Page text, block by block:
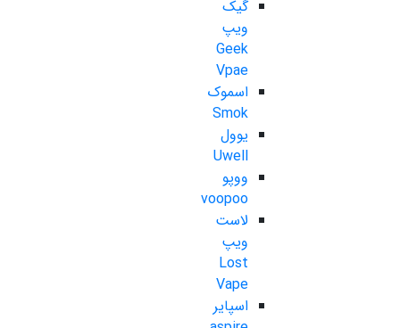
گیک
ویپ
Geek
Vpae
اسموک
Smok
یوول
Uwell
ووپو
voopoo
لاست
ویپ
Lost
Vape
اسپایر